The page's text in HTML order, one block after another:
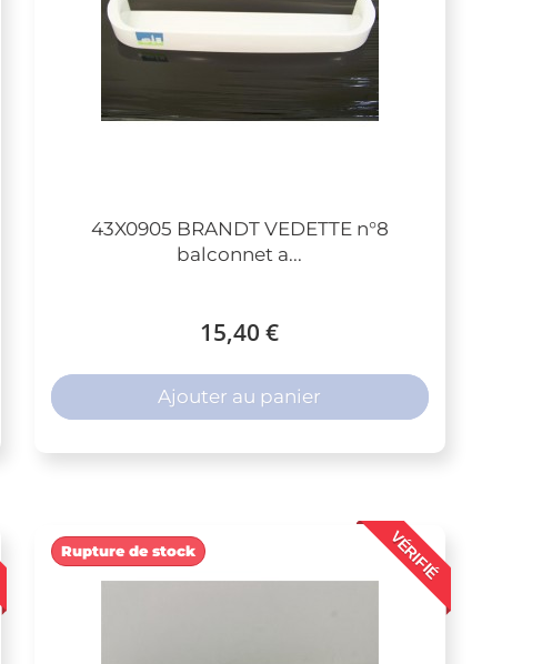
43X0905 BRANDT VEDETTE n°8
balconnet a...
15,40 €
Ajouter au panier
VÉRIFIÉ
Rupture de stock